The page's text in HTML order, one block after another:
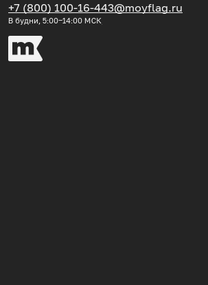
+7 (800) 100-16-44
В будни, 5:00‒14:00 МСК
3@moyflag.ru